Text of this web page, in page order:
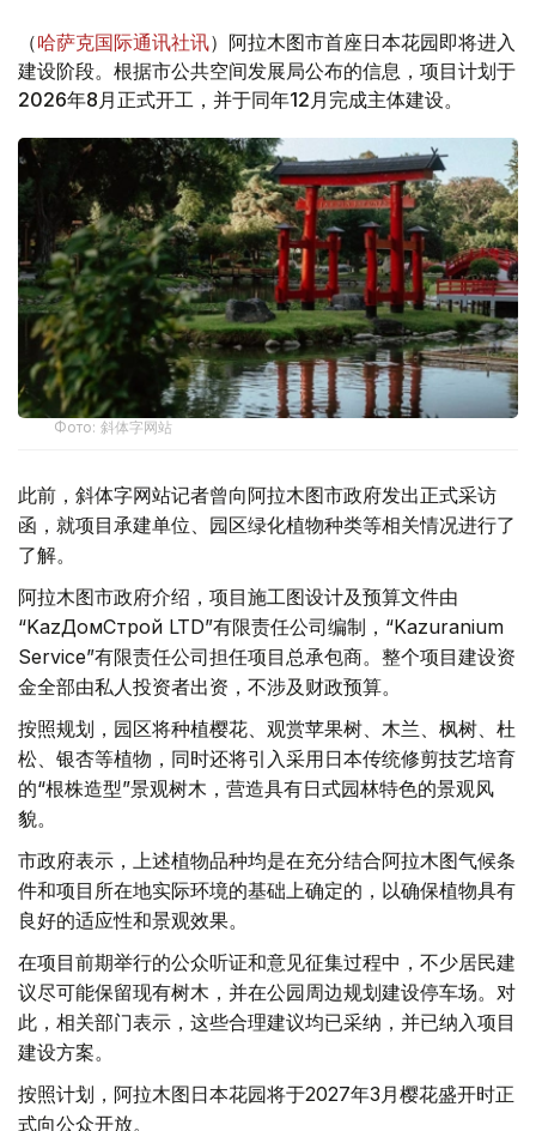
（哈萨克国际通讯社讯）阿拉木图市首座日本花园即将进入
建设阶段。根据市公共空间发展局公布的信息，项目计划于
2026年8月正式开工，并于同年12月完成主体建设。
Фото: 斜体字网站
此前，斜体字网站记者曾向阿拉木图市政府发出正式采访
函，就项目承建单位、园区绿化植物种类等相关情况进行了
了解。
阿拉木图市政府介绍，项目施工图设计及预算文件由
“KazДомСтрой LTD”有限责任公司编制，“Kazuranium
Service”有限责任公司担任项目总承包商。整个项目建设资
金全部由私人投资者出资，不涉及财政预算。
按照规划，园区将种植樱花、观赏苹果树、木兰、枫树、杜
松、银杏等植物，同时还将引入采用日本传统修剪技艺培育
的“根株造型”景观树木，营造具有日式园林特色的景观风
貌。
市政府表示，上述植物品种均是在充分结合阿拉木图气候条
件和项目所在地实际环境的基础上确定的，以确保植物具有
良好的适应性和景观效果。
在项目前期举行的公众听证和意见征集过程中，不少居民建
议尽可能保留现有树木，并在公园周边规划建设停车场。对
此，相关部门表示，这些合理建议均已采纳，并已纳入项目
建设方案。
按照计划，阿拉木图日本花园将于2027年3月樱花盛开时正
式向公众开放。